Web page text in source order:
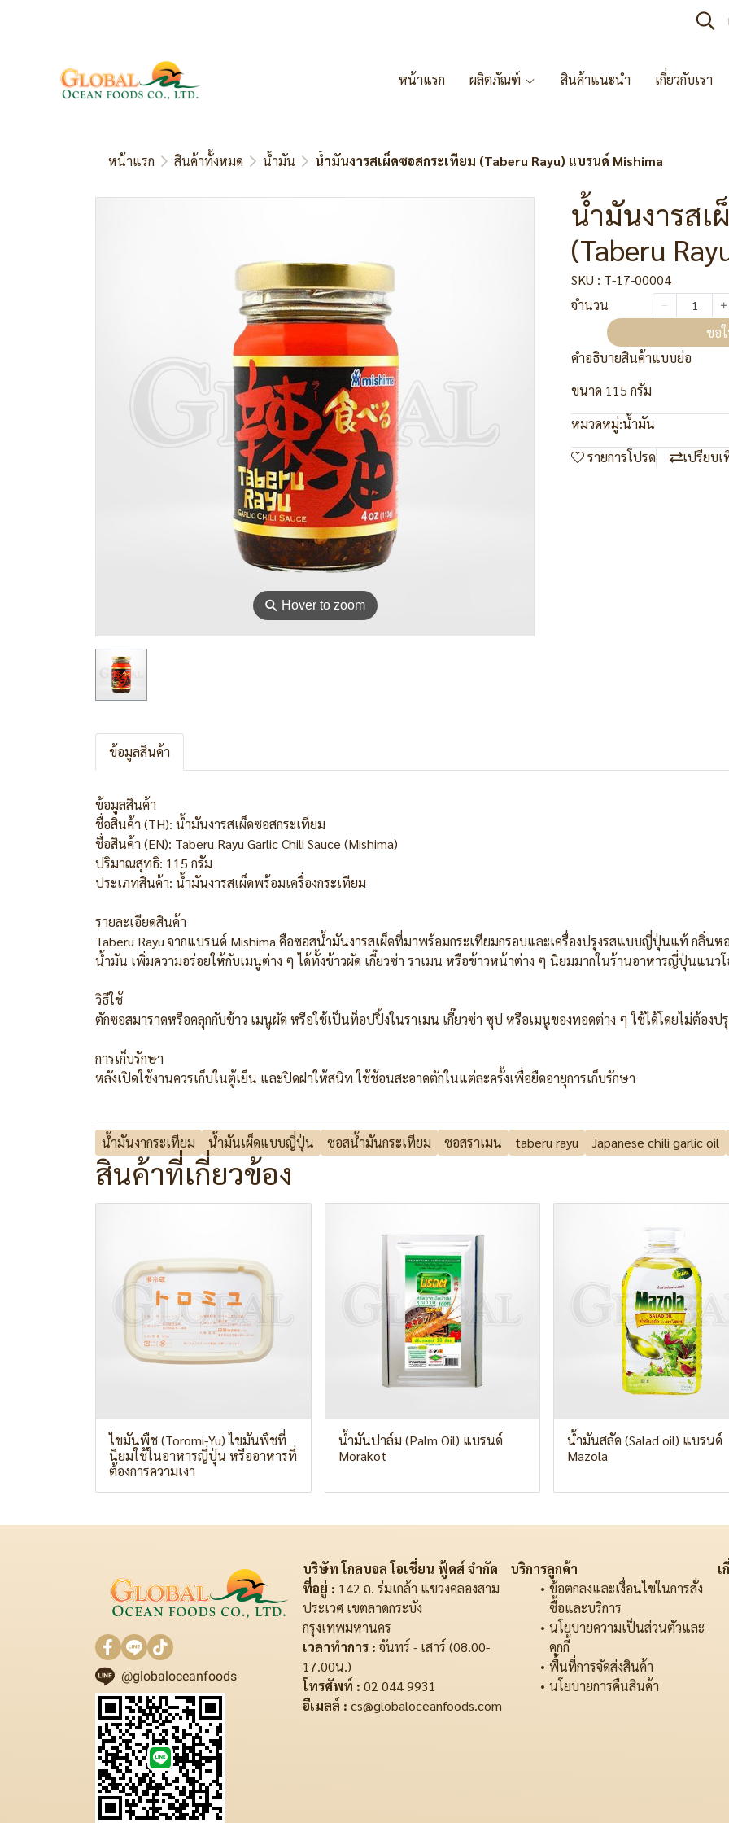
หน้าแรก ผลิตภัณฑ์ สินค้าแนะนำ เกี่ยวกับเรา
หน้าแรก สินค้าทั้งหมด น้ำมัน น้ำมันงารสเผ็ดซอสกระเทียม (Taberu Rayu) แบรนด์ Mishima
⚲ Hover to zoom
น้ำมันงารสเ
(Taberu
SKU : T-17-00004
จำนวน
ขอ
คำอธิบายสินค้าแบบย่อ
ขนาด 115 กรัม
หมวดหมู่:น้ำมัน
รายการโปรด
เปรียบเ
ข้อมูลสินค้า
ข้อมูลสินค้า
ชื่อสินค้า (TH): น้ำมันงารสเผ็ดซอสกระเทียม
ชื่อสินค้า (EN): Taberu Rayu Garlic Chili Sauce (Mishima)
ปริมาณสุทธิ: 115 กรัม
ประเภทสินค้า: น้ำมันงารสเผ็ดพร้อมเครื่องกระเทียม
รายละเอียดสินค้า
Taberu Rayu จากแบรนด์ Mishima คือซอสน้ำมันงารสเผ็ดที่มาพร้อมกระเทียมกรอบและเครื่องปรุงรสแบบญี่ปุ่นแท้ กลิ่นห
น้ำมัน เพิ่มความอร่อยให้กับเมนูต่าง ๆ ได้ทั้งข้าวผัด เกี๊ยวซ่า ราเมน หรือข้าวหน้าต่าง ๆ นิยมมากในร้านอาหารญี่ปุ่นแนวโ
วิธีใช้
ตักซอสมาราดหรือคลุกกับข้าว เมนูผัด หรือใช้เป็นท็อปปิ้งในราเมน เกี๊ยวซ่า ซุป หรือเมนูของทอดต่าง ๆ ใช้ได้โดยไม่ต้องป
การเก็บรักษา
หลังเปิดใช้งานควรเก็บในตู้เย็น และปิดฝาให้สนิท ใช้ช้อนสะอาดตักในแต่ละครั้งเพื่อยืดอายุการเก็บรักษา
น้ำมันงากระเทียม น้ำมันเผ็ดแบบญี่ปุ่น ซอสน้ำมันกระเทียม ซอสราเมน taberu rayu Japanese chili garlic oil
สินค้าที่เกี่ยวข้อง
ไขมันพืช (Toromi-Yu) ไขมันพืชที่
นิยมใช้ในอาหารญี่ปุ่น หรืออาหารที่
ต้องการความเงา
น้ำมันปาล์ม (Palm Oil) แบรนด์
Morakot
น้ำมันสลัด (Salad oil) แบรนด์
Mazola
@globaloceanfoods
บริษัท โกลบอล โอเชี่ยน ฟู้ดส์ จำกัด
ที่อยู่ : 142 ถ. ร่มเกล้า แขวงคลองสาม
ประเวศ เขตลาดกระบัง
กรุงเทพมหานคร
เวลาทำการ : จันทร์ - เสาร์ (08.00-
17.00น.)
โทรศัพท์ : 02 044 9931
อีเมลล์ : cs@globaloceanfoods.com
บริการลูกค้า
ข้อตกลงและเงื่อนไขในการสั่ง
ซื้อและบริการ
นโยบายความเป็นส่วนตัวและ
คุกกี้
พื้นที่การจัดส่งสินค้า
นโยบายการคืนสินค้า
เ